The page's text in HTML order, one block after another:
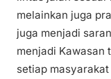
melainkan juga
juga menjadi
menjadi Kawasan
setiap